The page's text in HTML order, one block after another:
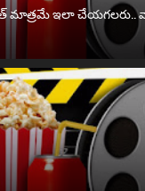
మాత్రమే ఇలా